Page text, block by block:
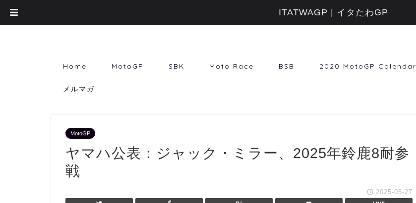
Home MotoGP SBK Moto Race BSB 2020 MotoGP Calendar
メルマガ
MotoGP
ヤマハ公表：ジャック・ミラー、2025年鈴鹿8耐参
戦
2025-05-27
ITATWAGP | イタたわGP